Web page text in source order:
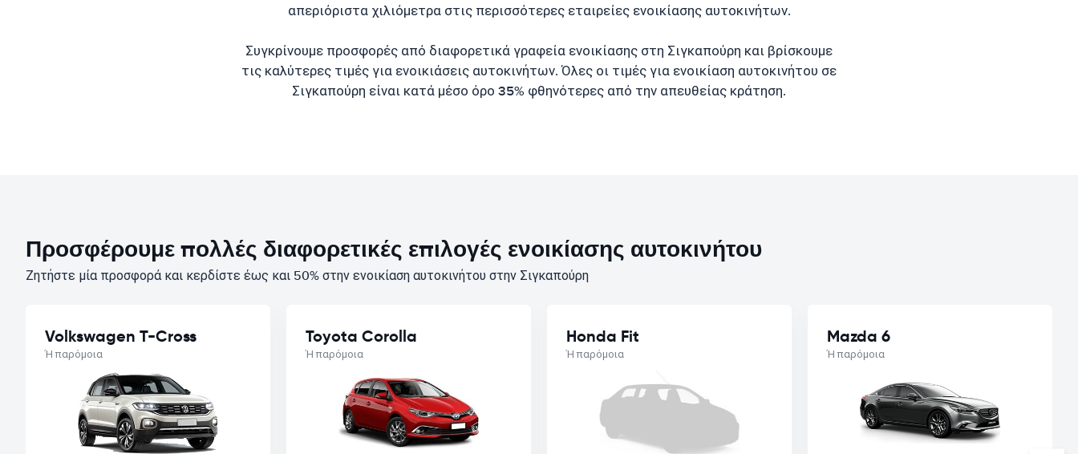
απεριόριστα χιλιόμετρα στις περισσότερες εταιρείες ενοικίασης αυτοκινήτων.
Συγκρίνουμε προσφορές από διαφορετικά γραφεία ενοικίασης στη Σιγκαπούρη και βρίσκουμε
τις καλύτερες τιμές για ενοικιάσεις αυτοκινήτων. Όλες οι τιμές για ενοικίαση αυτοκινήτου σε
Σιγκαπούρη είναι κατά μέσο όρο 35% φθηνότερες από την απευθείας κράτηση.
Προσφέρουμε πολλές διαφορετικές επιλογές ενοικίασης αυτοκινήτου
Ζητήστε μία προσφορά και κερδίστε έως και 50% στην ενοικίαση αυτοκινήτου στην Σιγκαπούρη
Volkswagen T-Cross
Ή παρόμοια
Toyota Corolla
Ή παρόμοια
Honda Fit
Ή παρόμοια
Mazda 6
Ή παρόμοια